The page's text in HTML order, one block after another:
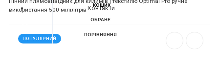
Контакти
КОШИК
ОБРАНЕ
ПОРІВНЯННЯ
використання 500 мілілітрів
ПОПУЛЯРНИЙ